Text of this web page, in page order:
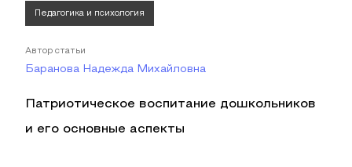
Педагогика и психология
Автор статьи
Баранова Надежда Михайловна
Патриотическое воспитание дошкольников
и его основные аспекты